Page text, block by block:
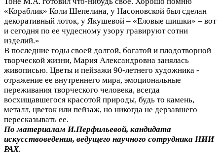
«Кораблик» Коли Шепелина, у Насоновской был сделан
декоративный лоток, у Якушевой – «Еловые шишки» – вот
и сегодня по ее чудесному узору гравируют сотни
изделий.»
В последние годы своей долгой, богатой и плодотворной
творческой жизни, Мария Александровна занялась
живописью. Цветы и пейзажи 90-летнего художника -
отражение ее внутреннего мира, эмоциональные
переживания творческого человека, всегда
восхищавшегося красотой природы, будь то камень,
металл, цветок или пейзаж, но никогда не дерзавшего
пересказывать ее.
По материалам И.Перфильевой, кандидата
искусствоведения, ведущего научного сотрудника НИИ
РАХ.